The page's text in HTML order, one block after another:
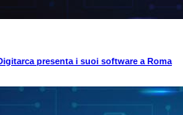
presenta i suoi software a Roma